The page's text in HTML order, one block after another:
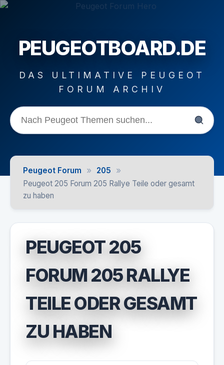
PEUGEOTBOARD.DE
DAS ULTIMATIVE PEUGEOT
FORUM ARCHIV
Peugeot Forum » 205 »
Peugeot 205 Forum 205 Rallye Teile oder gesamt
zu haben
PEUGEOT 205
FORUM 205 RALLYE
TEILE ODER GESAMT
ZU HABEN